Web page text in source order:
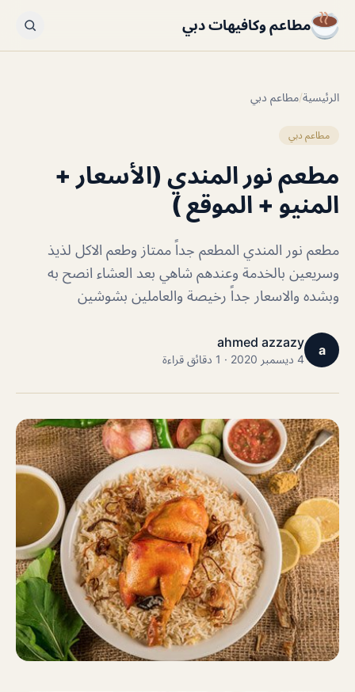
مطاعم وكافيهات دبي
الرئيسية/مطاعم دبي
مطاعم دبي
مطعم نور المندي (الأسعار +
المنيو + الموقع )
مطعم نور المندي المطعم جداً ممتاز وطعم الاكل لذيذ
وسريعين بالخدمة وعندهم شاهي بعد العشاء انصح به
وبشده والاسعار جداً رخيصة والعاملين بشوشين
a
ahmed azzazy
4 ديسمبر 2020 · 1 دقائق قراءة